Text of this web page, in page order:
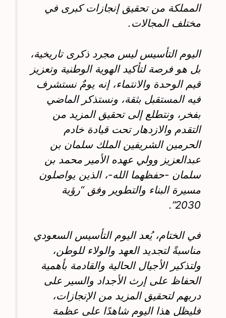
المملكة من تحقيق إنجازات كبرى في
مختلف المجالات.
اليوم التأسيس ليس مجرد ذكرى تاريخية،
بل هو فرصة لتأكيد الهوية الوطنية وتعزيز
قيم الوحدة والانتماء، إنه يومٌ نستشرف
فيه المستقبل بثقة، ونستذكر الماضي
بفخر، ونتطلع إلى تحقيق المزيد من
التقدم والازدهار تحت قيادة خادم
الحرمين الشريفين الملك سلمان بن
عبدالعزيز وولي عهده الأمير محمد بن
سلمان -حفظهما الله-، الذين يواصلون
مسيرة البناء والتطوير وفق “رؤية
2030”.
في الختام، يُعد اليوم التأسيس السعودي
مناسبةً لتجديد العهد والولاء للوطن،
ولتذكير الأجيال الحالية والقادمة بأهمية
الحفاظ على إرث الأجداد والسير على
دربهم لتحقيق المزيد من الإنجازات،
فليظل هذا اليوم شاهدًا على عظمة